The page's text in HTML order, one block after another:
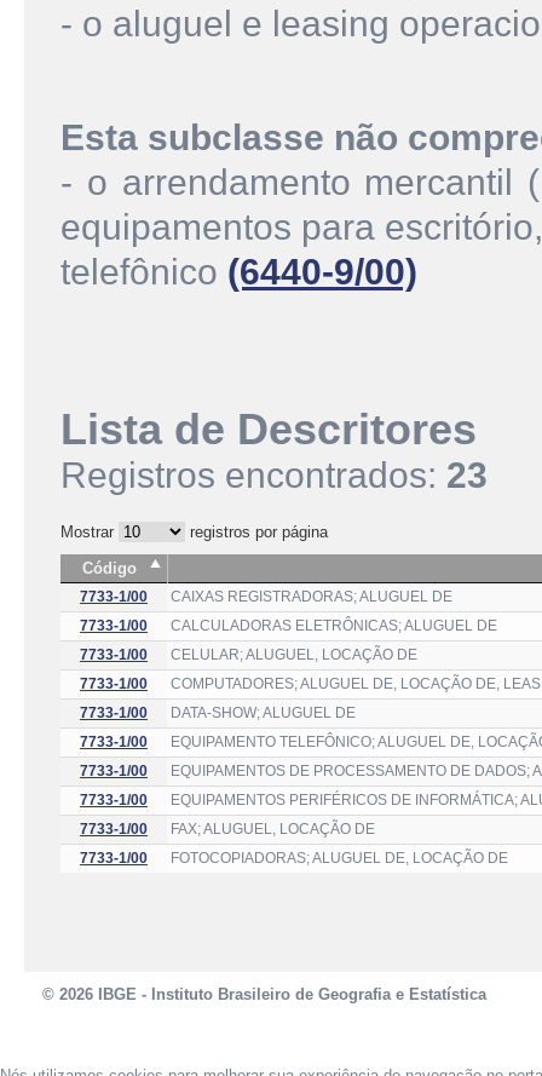
- o aluguel e leasing
Esta subclasse não
- o arrendamento mercantil
equipamentos para
telefônico (6440-9/00)
Lista de Descritores
Registros encontrados: 23
Mostrar
registros por página
Código
7733-1/00
CAIXAS REGISTRADORAS; ALUGUEL DE
7733-1/00
CALCULADORAS ELETRÔNICAS; ALUGUEL DE
7733-1/00
CELULAR; ALUGUEL, LOCAÇÃO DE
7733-1/00
COMPUTADORES; ALUGUEL DE, LOCAÇÃO DE,
7733-1/00
DATA-SHOW; ALUGUEL DE
7733-1/00
EQUIPAMENTO TELEFÔNICO; ALUGUEL DE,
7733-1/00
EQUIPAMENTOS DE PROCESSAMENTO DE DADOS;
7733-1/00
EQUIPAMENTOS PERIFÉRICOS DE INFORMÁTICA;
7733-1/00
FAX; ALUGUEL, LOCAÇÃO DE
7733-1/00
FOTOCOPIADORAS; ALUGUEL DE, LOCAÇÃO DE
© 2026 IBGE - Instituto Brasileiro de Geografia e Estatística